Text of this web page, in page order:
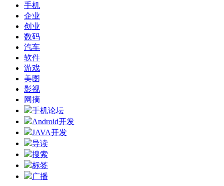
手机
企业
创业
数码
汽车
软件
游戏
美图
影视
网摘
手机论坛
Android开发
JAVA开发
导读
搜索
标签
广播